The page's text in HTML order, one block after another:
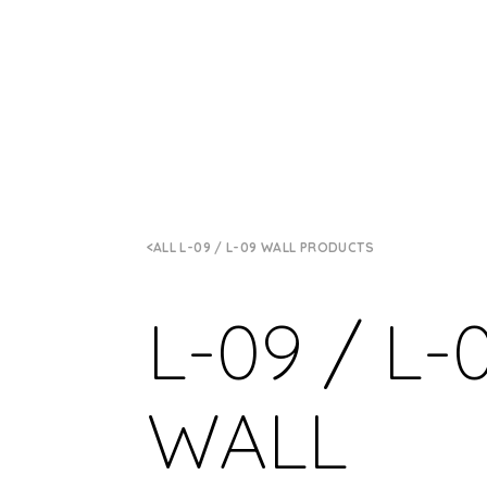
ALL L-09 / L-09 WALL PRODUCTS
L-09 / L-
WALL